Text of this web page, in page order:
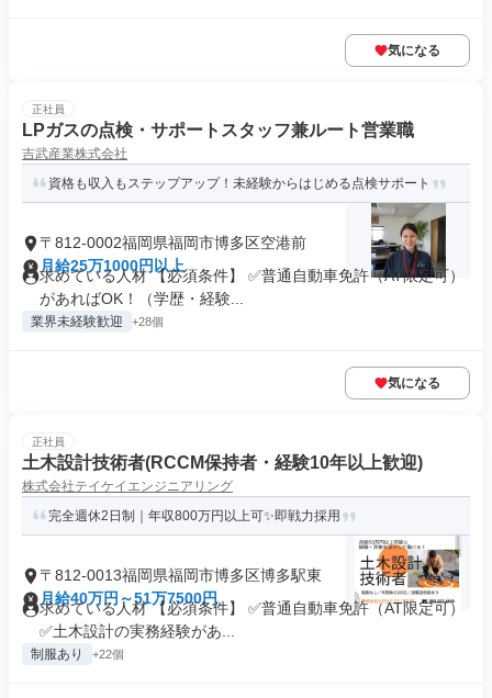
気になる
正社員
LPガスの点検・サポートスタッフ兼ルート営業職
吉武産業株式会社
資格も収入もステップアップ！未経験からはじめる点検サポート
〒812-0002福岡県福岡市博多区空港前
月給25万1000円以上
求めている人材 【必須条件】 ✅普通自動車免許（AT限定可）
があればOK！（学歴・経験...
業界未経験歓迎 +28個
気になる
正社員
土木設計技術者(RCCM保持者・経験10年以上歓迎)
株式会社テイケイエンジニアリング
完全週休2日制｜年収800万円以上可✨即戦力採用
〒812-0013福岡県福岡市博多区博多駅東
月給40万円～51万7500円
求めている人材 【必須条件】 ✅普通自動車免許（AT限定可）
✅土木設計の実務経験があ...
制服あり +22個